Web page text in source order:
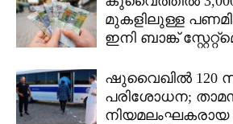
മുകളിലുള്ള
ഇനി ബാങ്ക്
ഷുവൈഖിൽ 120
പരിശോധന;
നിയമലംഘകരായ